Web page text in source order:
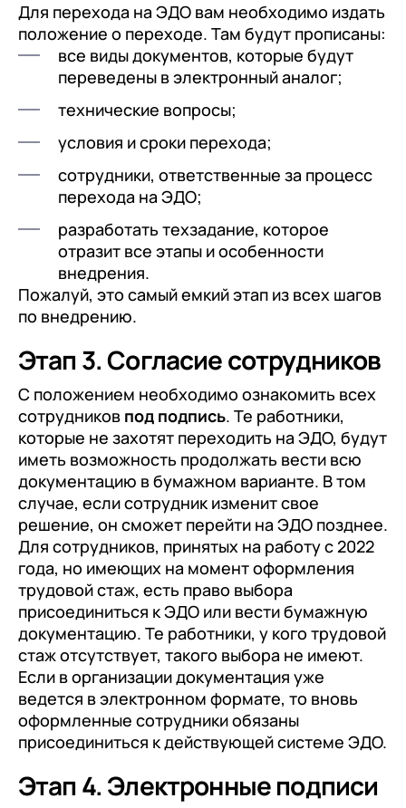
Для перехода на ЭДО вам необходимо издать
положение о переходе. Там будут прописаны:
все виды документов, которые будут
переведены в электронный аналог;
технические вопросы;
условия и сроки перехода;
сотрудники, ответственные за процесс
перехода на ЭДО;
разработать техзадание, которое
отразит все этапы и особенности
внедрения.
Пожалуй, это самый емкий этап из всех шагов
по внедрению.
Этап 3. Согласие сотрудников
С положением необходимо ознакомить всех
сотрудников под подпись. Те работники,
которые не захотят переходить на ЭДО, будут
иметь возможность продолжать вести всю
документацию в бумажном варианте. В том
случае, если сотрудник изменит свое
решение, он сможет перейти на ЭДО позднее.
Для сотрудников, принятых на работу с 2022
года, но имеющих на момент оформления
трудовой стаж, есть право выбора
присоединиться к ЭДО или вести бумажную
документацию. Те работники, у кого трудовой
стаж отсутствует, такого выбора не имеют.
Если в организации документация уже
ведется в электронном формате, то вновь
оформленные сотрудники обязаны
присоединиться к действующей системе ЭДО.
Этап 4. Электронные подписи